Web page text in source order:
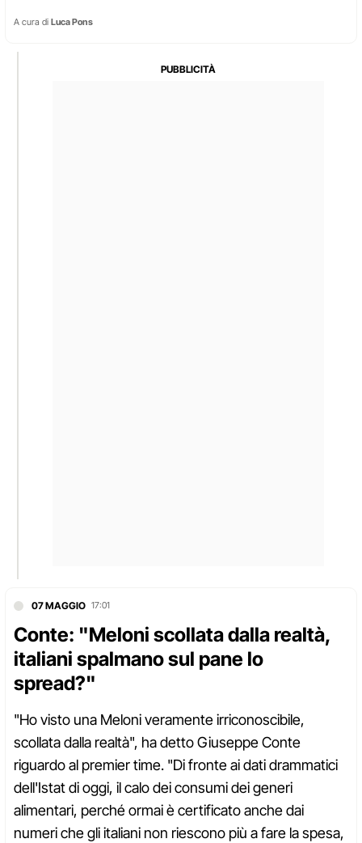
A cura di Luca Pons
07 MAGGIO 17:01
Conte: "Meloni scollata dalla realtà,
italiani spalmano sul pane lo
spread?"
"Ho visto una Meloni veramente irriconoscibile,
scollata dalla realtà", ha detto Giuseppe Conte
riguardo al premier time. "Di fronte ai dati drammatici
dell'Istat di oggi, il calo dei consumi dei generi
alimentari, perché ormai è certificato anche dai
numeri che gli italiani non riescono più a fare la spesa,